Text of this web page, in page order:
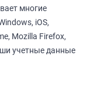
многие
iOS,
Mozilla Firefox,
учетные данные